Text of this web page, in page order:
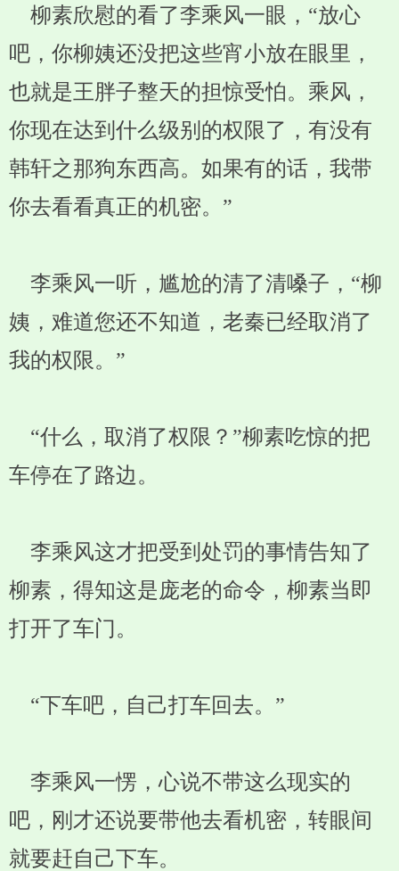
柳素欣慰的看了李乘风一眼，“放心
吧，你柳姨还没把这些宵小放在眼里，
也就是王胖子整天的担惊受怕。乘风，
你现在达到什么级别的权限了，有没有
韩轩之那狗东西高。如果有的话，我带
你去看看真正的机密。”
李乘风一听，尴尬的清了清嗓子，“柳
姨，难道您还不知道，老秦已经取消了
我的权限。”
“什么，取消了权限？”柳素吃惊的把
车停在了路边。
李乘风这才把受到处罚的事情告知了
柳素，得知这是庞老的命令，柳素当即
打开了车门。
“下车吧，自己打车回去。”
李乘风一愣，心说不带这么现实的
吧，刚才还说要带他去看机密，转眼间
就要赶自己下车。